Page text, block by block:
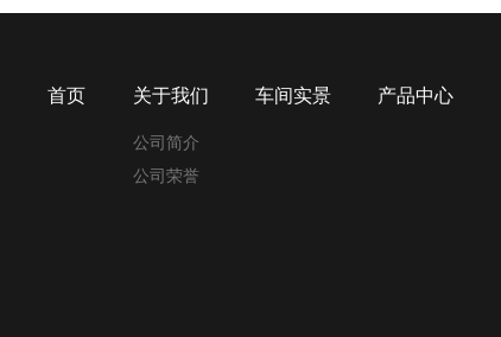
首页 关于我们
公司简介
公司荣誉
车间实景 产品中心